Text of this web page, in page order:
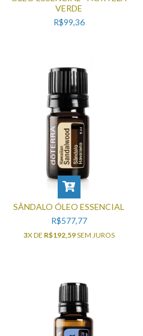
VERDE
R$99,36
SÂNDALO ÓLEO ESSENCIAL
R$577,77
3X DE R$192,59SEM JUROS